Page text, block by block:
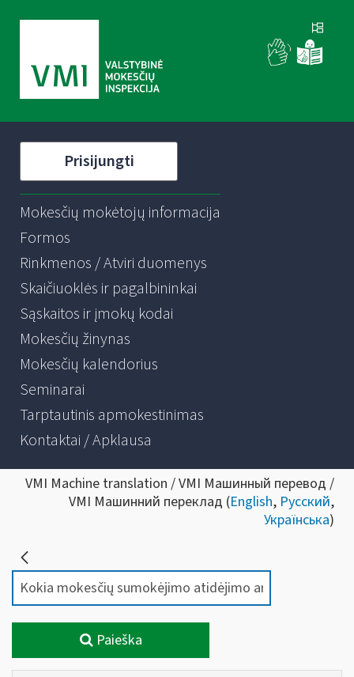
Prisijungti
Mokesčių mokėtojų informacija
Formos
Rinkmenos / Atviri duomenys
Skaičiuoklės ir pagalbininkai
Sąskaitos ir įmokų kodai
Mokesčių žinynas
Mokesčių kalendorius
Seminarai
Tarptautinis apmokestinimas
Kontaktai / Apklausa
VMI Machine translation / VMI Машинный перевод /
VMI Машинний переклад (English, Русский,
Українська)
Paieška